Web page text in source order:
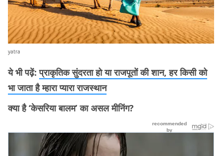
yatra
ये भी पढ़ें:प्राकृतिक सुंदरता हो या राजपूतों की शान, हर किसी को
भा जाता है म्हारा प्यारा राजस्थान
क्या है ‘केसरिया बालम’ का असल मीनिंग?